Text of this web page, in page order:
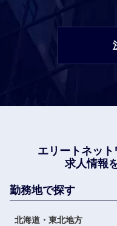
エリートネッ
求人情報
勤務地で探す
北海道・東北地方